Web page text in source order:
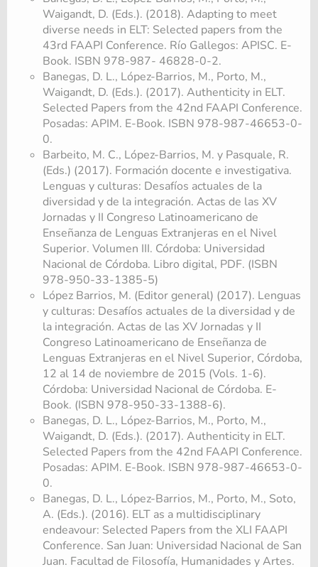
Waigandt, D. (Eds.). (2018). Adapting to meet
diverse needs in ELT: Selected papers from the
43rd FAAPI Conference. Río Gallegos: APISC. E-
Book. ISBN 978-987- 46828-0-2.
Banegas, D. L., López-Barrios, M., Porto, M.,
Waigandt, D. (Eds.). (2017). Authenticity in ELT.
Selected Papers from the 42nd FAAPI Conference.
Posadas: APIM. E-Book. ISBN 978-987-46653-0-
0.
Barbeito, M. C., López-Barrios, M. y Pasquale, R.
(Eds.) (2017). Formación docente e investigativa.
Lenguas y culturas: Desafíos actuales de la
diversidad y de la integración. Actas de las XV
Jornadas y II Congreso Latinoamericano de
Enseñanza de Lenguas Extranjeras en el Nivel
Superior. Volumen III. Córdoba: Universidad
Nacional de Córdoba. Libro digital, PDF. (ISBN
978-950-33-1385-5)
López Barrios, M. (Editor general) (2017). Lenguas
y culturas: Desafíos actuales de la diversidad y de
la integración. Actas de las XV Jornadas y II
Congreso Latinoamericano de Enseñanza de
Lenguas Extranjeras en el Nivel Superior, Córdoba,
12 al 14 de noviembre de 2015 (Vols. 1-6).
Córdoba: Universidad Nacional de Córdoba. E-
Book. (ISBN 978-950-33-1388-6).
Banegas, D. L., López-Barrios, M., Porto, M.,
Waigandt, D. (Eds.). (2017). Authenticity in ELT.
Selected Papers from the 42nd FAAPI Conference.
Posadas: APIM. E-Book. ISBN 978-987-46653-0-
0.
Banegas, D. L., López-Barrios, M., Porto, M., Soto,
A. (Eds.). (2016). ELT as a multidisciplinary
endeavour: Selected Papers from the XLI FAAPI
Conference. San Juan: Universidad Nacional de San
Juan. Facultad de Filosofía, Humanidades y Artes.